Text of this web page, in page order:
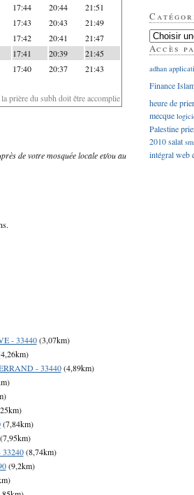
17:44 20:44 21:51
17:43 20:43 21:49
17:42 20:41 21:47
17:41 20:39 21:45
17:40 20:37 21:43
prière du subh doit être accomplie
de votre mosquée locale et/ou au
- 33440(3,07km)
- 33440(4,89km)
(7,84km)
(8,74km)
(9,2km)
Accès
adhan
Finance
heure de
mecque
Palestine
2010salat
intégralweb